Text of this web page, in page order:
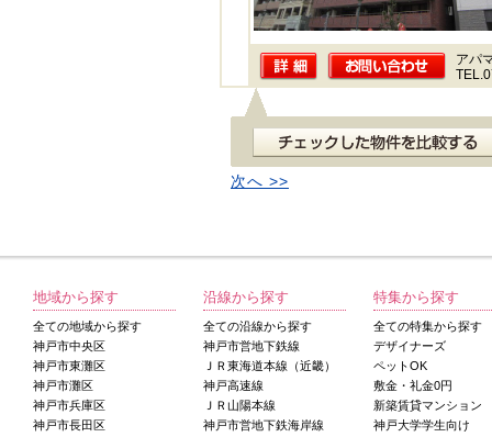
アパ
次へ >>
地域から探す
全ての地域から探す
神戸市中央区
神戸市東灘区
神戸市灘区
神戸市兵庫区
神戸市長田区
沿線から探す
全ての沿線から探す
神戸市営地下鉄線
ＪＲ東海道本線（近畿）
神戸高速線
ＪＲ山陽本線
神戸市営地下鉄海岸線
特集から探す
全ての特集から探す
デザイナーズ
ペットOK
敷金・礼金0円
新築賃貸マンション
神戸大学学生向け